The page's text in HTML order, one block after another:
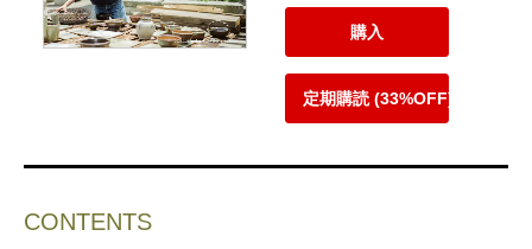
購入
定期購読 (33%OFF)
CONTENTS